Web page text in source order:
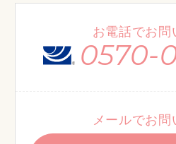
お電話でお問
0570-
メールでお